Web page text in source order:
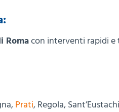
Romacon interventi rapidi e
Prati, Regola,